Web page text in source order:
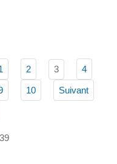
2 3 4
10 Suivant